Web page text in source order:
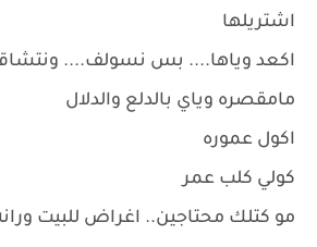
اشتريلها
اكعد وياها.... بس نسولف....
مامقصره وياي بالدلع والدلال
اكول عموره
كولي كلب عمر
مو كتلك محتاجين.. اغراض للبيت